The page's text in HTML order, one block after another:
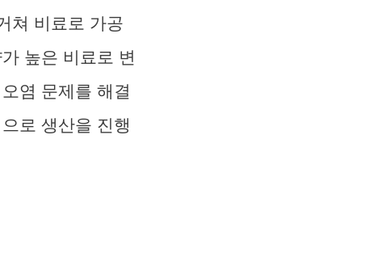
쳐 비료로 가공
높은 비료로 변
염 문제를 해결
로 생산을 진행